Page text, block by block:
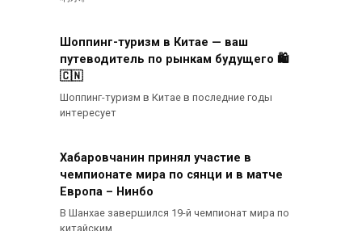
Шоппинг-туризм в Китае — ваш
путеводитель по рынкам будущего 🛍️
🇨🇳
Шоппинг-туризм в Китае в последние годы
интересует
Хабаровчанин принял участие в
чемпионате мира по сянци и в матче
Европа – Нинбо
В Шанхае завершился 19-й чемпионат мира по
китайским